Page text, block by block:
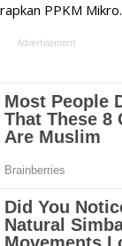
PPKM Mikro.
Advertisement